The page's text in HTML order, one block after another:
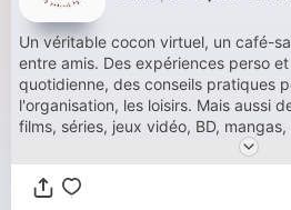
Un véritable cocon virtuel, un café-
entre amis. Des expériences perso et anecdotes de la vie
quotidienne, des conseils pratiques
l'organisation, les loisirs. Mais aussi des coups de ❤️ en livres,
films, séries, jeux vidéo, BD,
partages spontanés, réflexions du
Ausha. Visitez ausha.co/fr/politique-
plus d'informations.